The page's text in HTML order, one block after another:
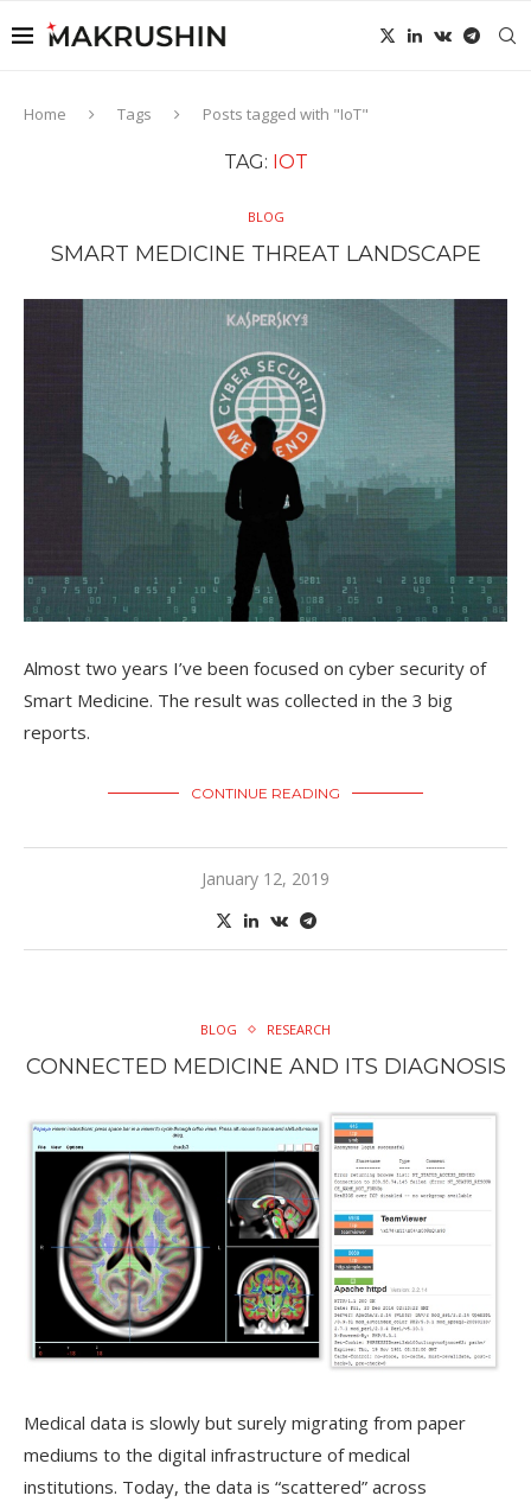
Home Tags Posts tagged with "IoT"
TAG: IOT
BLOG
SMART MEDICINE THREAT LANDSCAPE
Almost two years I’ve been focused on cyber security of
Smart Medicine. The result was collected in the 3 big
reports.
CONTINUE READING
January 12, 2019
BLOG RESEARCH
CONNECTED MEDICINE AND ITS DIAGNOSIS
Medical data is slowly but surely migrating from paper
mediums to the digital infrastructure of medical
institutions. Today, the data is “scattered” across